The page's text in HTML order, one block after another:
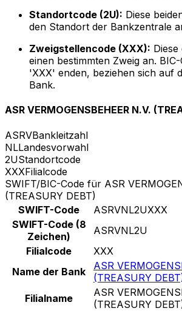
Standortcode (2U): Diese
den Standort der Bankzentrale
Zweigstellencode (XXX):
einen bestimmten Zweig an.
'XXX' enden, beziehen sich auf
Bank.
ASR VERMOGENSBEHEER N.V.
ASRVBankleitzahl
NLLandesvorwahl
2UStandortcode
XXXFilialcode
SWIFT/BIC-Code für ASR
(TREASURY DEBT)
SWIFT-Code
ASRVNL2UXXX
SWIFT-Code (8
Zeichen)
ASRVNL2U
Filialcode
XXX
Name der Bank
ASR
(TREASURY
Filialname
ASR
(TREASURY